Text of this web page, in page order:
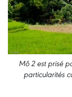
Mô 2 est prisé
particularités